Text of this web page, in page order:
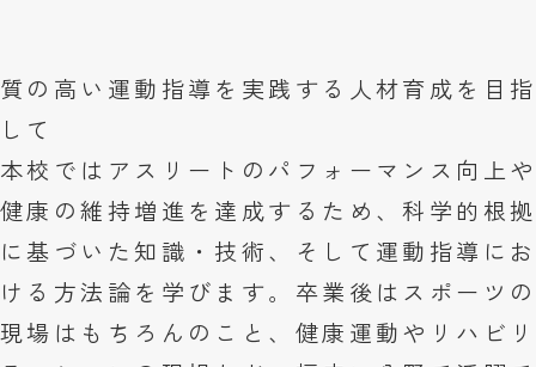
質の高い運動指導を実践する人材育成を目指
して
本校ではアスリートのパフォーマンス向上や
健康の維持増進を達成するため、科学的根拠
に基づいた知識・技術、そして運動指導にお
ける方法論を学びます。卒業後はスポーツの
現場はもちろんのこと、健康運動やリハビリ